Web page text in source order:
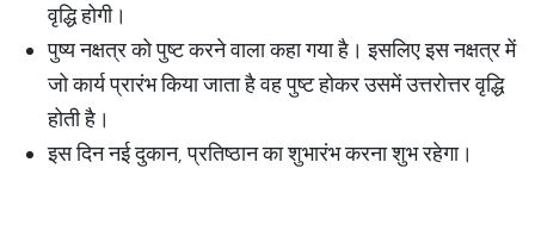
वृद्धि होगी।
पुष्य नक्षत्र को पुष्ट करने वाला कहा गया है। इसलिए इस नक्षत्र में
जो कार्य प्रारंभ किया जाता है वह पुष्ट होकर उसमें उत्तरोत्तर वृद्धि
होती है।
इस दिन नई दुकान, प्रतिष्ठान का शुभारंभ करना शुभ रहेगा।